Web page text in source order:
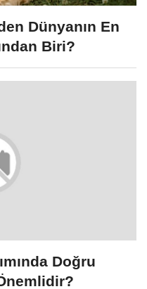
Dünyanın En
Biri?
Doğru